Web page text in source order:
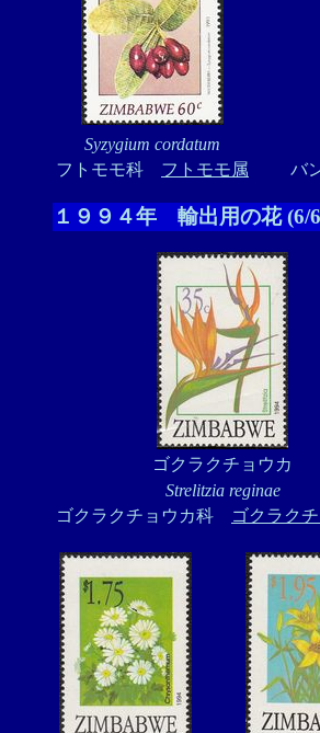
Syzygium cordatum
フトモモ科 フトモモ属 バ
１９９４年 輸出用の花 (6/
ゴクラクチョウカ
Strelitzia reginae
ゴクラクチョウカ科
ゴクラク